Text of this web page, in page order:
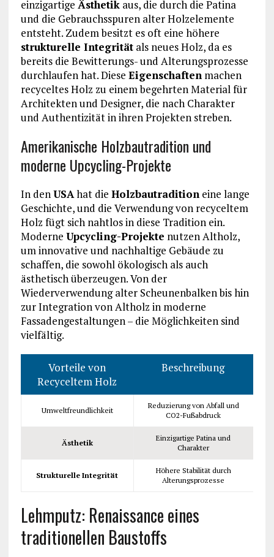
einzigartige Ästhetikaus, die durch die Patina
und die Gebrauchsspuren alter Holzelemente
entsteht. Zudem besitzt es oft eine höhere
strukturelle Integritätals neues Holz, da es
bereits die Bewitterungs- und Alterungsprozesse
durchlaufen hat. Diese Eigenschaftenmachen
recyceltes Holz zu einem begehrten Material für
Architekten und Designer, die nach Charakter
und Authentizität in ihren Projekten streben.
Amerikanische Holzbautradition und
moderne Upcycling-Projekte
In denUSAhat die Holzbautraditioneine lange
Geschichte, und die Verwendung von recyceltem
Holz fügt sich nahtlos in diese Tradition ein.
Moderne Upcycling-Projekte nutzen Altholz,
um innovative und nachhaltige Gebäude zu
schaffen, die sowohl ökologisch als auch
ästhetisch überzeugen. Von der
Wiederverwendung alter Scheunenbalken bis hin
zur Integration von Altholz in moderne
Fassadengestaltungen – die Möglichkeiten sind
vielfältig.
Vorteile von
Recyceltem Holz
Beschreibung
Umweltfreundlichkeit
Reduzierung von Abfall und
CO2-Fußabdruck
Ästhetik
Einzigartige Patina und
Charakter
Strukturelle Integrität
Höhere Stabilität durch
Alterungsprozesse
Lehmputz: Renaissance eines
traditionellen Baustoffs